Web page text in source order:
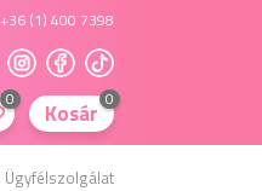
+36 (1) 400 7398
0 Kosár 0
Ügyfélszolgálat